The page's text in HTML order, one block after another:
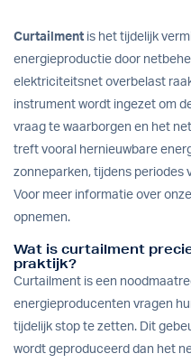
Curtailment is het tijdelijk
energieproductie door
elektriciteitsnet overbelast
instrument wordt ingezet om
vraag te waarborgen en het
treft vooral hernieuwbare
zonneparken, tijdens periodes
Voor meer informatie over onze
opnemen.
Wat is curtailment
praktijk?
Curtailment is een
energieproducenten vragen
tijdelijk stop te zetten. Dit
wordt geproduceerd dan het